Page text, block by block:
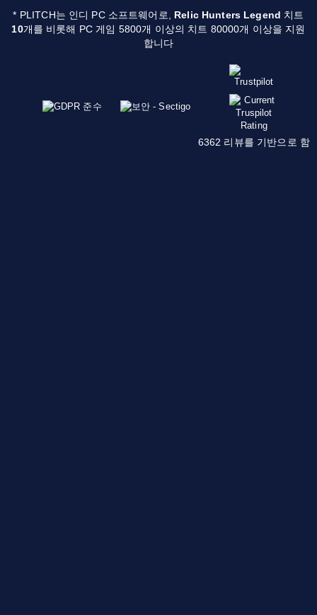
* PLITCH는 인디 PC 소프트웨어로, Relic Hunters Legend 치트
10개를 비롯해 PC 게임 5800개 이상의 치트 80000개 이상을 지원
합니다
6362 리뷰를 기반으로 함